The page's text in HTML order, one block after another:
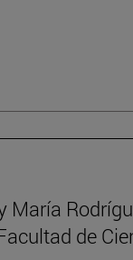
María
de